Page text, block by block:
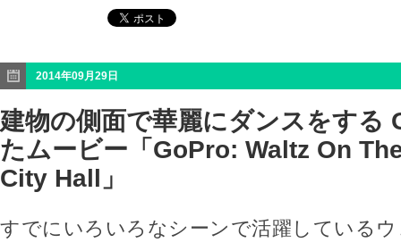
2014年09月29日
建物の側面で華麗にダンスをする
たムービー「GoPro: Waltz On
City Hall」
すでにいろいろなシーンで活躍している